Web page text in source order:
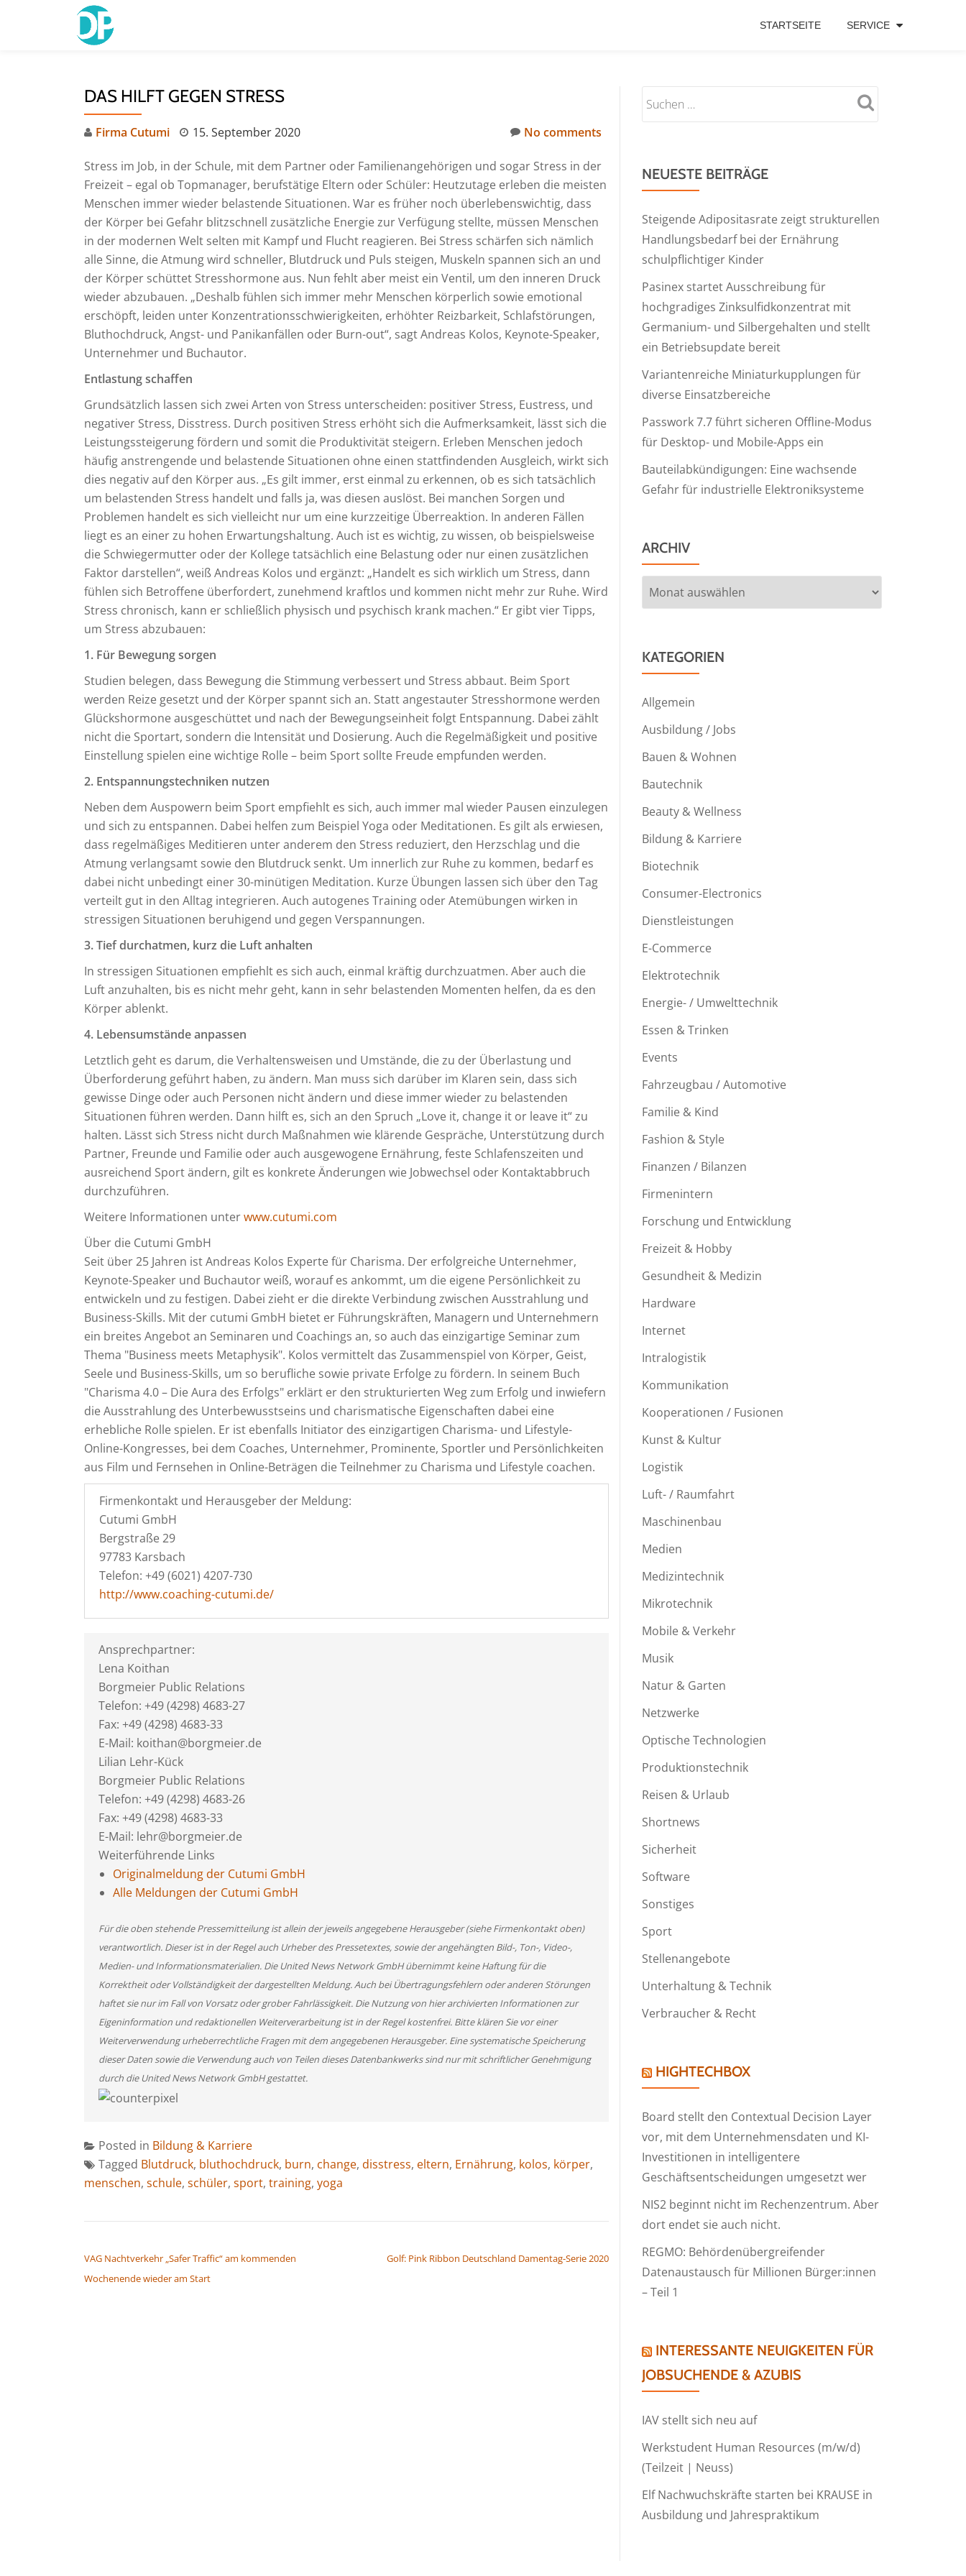
STARTSEITE SERVICE
DAS HILFT GEGEN STRESS
Firma Cutumi 15. September 2020 No comments
Stress im Job, in der Schule, mit dem Partner oder Familienangehörigen und sogar Stress in der
Freizeit – egal ob Topmanager, berufstätige Eltern oder Schüler: Heutzutage erleben die meisten
Menschen immer wieder belastende Situationen. War es früher noch überlebenswichtig, dass
der Körper bei Gefahr blitzschnell zusätzliche Energie zur Verfügung stellte, müssen Menschen
in der modernen Welt selten mit Kampf und Flucht reagieren. Bei Stress schärfen sich nämlich
alle Sinne, die Atmung wird schneller, Blutdruck und Puls steigen, Muskeln spannen sich an und
der Körper schüttet Stresshormone aus. Nun fehlt aber meist ein Ventil, um den inneren Druck
wieder abzubauen. „Deshalb fühlen sich immer mehr Menschen körperlich sowie emotional
erschöpft, leiden unter Konzentrationsschwierigkeiten, erhöhter Reizbarkeit, Schlafstörungen,
Bluthochdruck, Angst- und Panikanfällen oder Burn-out“, sagt Andreas Kolos, Keynote-Speaker,
Unternehmer und Buchautor.
Entlastung schaffen
Grundsätzlich lassen sich zwei Arten von Stress unterscheiden: positiver Stress, Eustress, und
negativer Stress, Disstress. Durch positiven Stress erhöht sich die Aufmerksamkeit, lässt sich die
Leistungssteigerung fördern und somit die Produktivität steigern. Erleben Menschen jedoch
häufig anstrengende und belastende Situationen ohne einen stattfindenden Ausgleich, wirkt sich
dies negativ auf den Körper aus. „Es gilt immer, erst einmal zu erkennen, ob es sich tatsächlich
um belastenden Stress handelt und falls ja, was diesen auslöst. Bei manchen Sorgen und
Problemen handelt es sich vielleicht nur um eine kurzzeitige Überreaktion. In anderen Fällen
liegt es an einer zu hohen Erwartungshaltung. Auch ist es wichtig, zu wissen, ob beispielsweise
die Schwiegermutter oder der Kollege tatsächlich eine Belastung oder nur einen zusätzlichen
Faktor darstellen“, weiß Andreas Kolos und ergänzt: „Handelt es sich wirklich um Stress, dann
fühlen sich Betroffene überfordert, zunehmend kraftlos und kommen nicht mehr zur Ruhe. Wird
Stress chronisch, kann er schließlich physisch und psychisch krank machen.“ Er gibt vier Tipps,
um Stress abzubauen:
1. Für Bewegung sorgen
Studien belegen, dass Bewegung die Stimmung verbessert und Stress abbaut. Beim Sport
werden Reize gesetzt und der Körper spannt sich an. Statt angestauter Stresshormone werden
Glückshormone ausgeschüttet und nach der Bewegungseinheit folgt Entspannung. Dabei zählt
nicht die Sportart, sondern die Intensität und Dosierung. Auch die Regelmäßigkeit und positive
Einstellung spielen eine wichtige Rolle – beim Sport sollte Freude empfunden werden.
2. Entspannungstechniken nutzen
Neben dem Auspowern beim Sport empfiehlt es sich, auch immer mal wieder Pausen einzulegen
und sich zu entspannen. Dabei helfen zum Beispiel Yoga oder Meditationen. Es gilt als erwiesen,
dass regelmäßiges Meditieren unter anderem den Stress reduziert, den Herzschlag und die
Atmung verlangsamt sowie den Blutdruck senkt. Um innerlich zur Ruhe zu kommen, bedarf es
dabei nicht unbedingt einer 30-minütigen Meditation. Kurze Übungen lassen sich über den Tag
verteilt gut in den Alltag integrieren. Auch autogenes Training oder Atemübungen wirken in
stressigen Situationen beruhigend und gegen Verspannungen.
3. Tief durchatmen, kurz die Luft anhalten
In stressigen Situationen empfiehlt es sich auch, einmal kräftig durchzuatmen. Aber auch die
Luft anzuhalten, bis es nicht mehr geht, kann in sehr belastenden Momenten helfen, da es den
Körper ablenkt.
4. Lebensumstände anpassen
Letztlich geht es darum, die Verhaltensweisen und Umstände, die zu der Überlastung und
Überforderung geführt haben, zu ändern. Man muss sich darüber im Klaren sein, dass sich
gewisse Dinge oder auch Personen nicht ändern und diese immer wieder zu belastenden
Situationen führen werden. Dann hilft es, sich an den Spruch „Love it, change it or leave it“ zu
halten. Lässt sich Stress nicht durch Maßnahmen wie klärende Gespräche, Unterstützung durch
Partner, Freunde und Familie oder auch ausgewogene Ernährung, feste Schlafenszeiten und
ausreichend Sport ändern, gilt es konkrete Änderungen wie Jobwechsel oder Kontaktabbruch
durchzuführen.
Weitere Informationen unterwww.cutumi.com
Über die Cutumi GmbH
Seit über 25 Jahren ist Andreas Kolos Experte für Charisma. Der erfolgreiche Unternehmer,
Keynote-Speaker und Buchautor weiß, worauf es ankommt, um die eigene Persönlichkeit zu
entwickeln und zu festigen. Dabei zieht er die direkte Verbindung zwischen Ausstrahlung und
Business-Skills. Mit der cutumi GmbH bietet er Führungskräften, Managern und Unternehmern
ein breites Angebot an Seminaren und Coachings an, so auch das einzigartige Seminar zum
Thema "Business meets Metaphysik". Kolos vermittelt das Zusammenspiel von Körper, Geist,
Seele und Business-Skills, um so berufliche sowie private Erfolge zu fördern. In seinem Buch
"Charisma 4.0 – Die Aura des Erfolgs" erklärt er den strukturierten Weg zum Erfolg und inwiefern
die Ausstrahlung des Unterbewusstseins und charismatische Eigenschaften dabei eine
erhebliche Rolle spielen. Er ist ebenfalls Initiator des einzigartigen Charisma- und Lifestyle-
Online-Kongresses, bei dem Coaches, Unternehmer, Prominente, Sportler und Persönlichkeiten
aus Film und Fernsehen in Online-Beträgen die Teilnehmer zu Charisma und Lifestyle coachen.
Firmenkontakt und Herausgeber der Meldung:
Cutumi GmbH
Bergstraße 29
97783 Karsbach
Telefon: +49 (6021) 4207-730
http://www.coaching-cutumi.de/
Ansprechpartner:
Lena Koithan
Borgmeier Public Relations
Telefon: +49 (4298) 4683-27
Fax: +49 (4298) 4683-33
E-Mail: koithan@borgmeier.de
Lilian Lehr-Kück
Borgmeier Public Relations
Telefon: +49 (4298) 4683-26
Fax: +49 (4298) 4683-33
E-Mail: lehr@borgmeier.de
Weiterführende Links
Originalmeldung der Cutumi GmbH
Alle Meldungen der Cutumi GmbH
Für die oben stehende Pressemitteilung ist allein der jeweils angegebene Herausgeber (siehe Firmenkontakt oben)
verantwortlich. Dieser ist in der Regel auch Urheber des Pressetextes, sowie der angehängten Bild-, Ton-, Video-,
Medien- und Informationsmaterialien. Die United News Network GmbH übernimmt keine Haftung für die
Korrektheit oder Vollständigkeit der dargestellten Meldung. Auch bei Übertragungsfehlern oder anderen Störungen
haftet sie nur im Fall von Vorsatz oder grober Fahrlässigkeit. Die Nutzung von hier archivierten Informationen zur
Eigeninformation und redaktionellen Weiterverarbeitung ist in der Regel kostenfrei. Bitte klären Sie vor einer
Weiterverwendung urheberrechtliche Fragen mit dem angegebenen Herausgeber. Eine systematische Speicherung
dieser Daten sowie die Verwendung auch von Teilen dieses Datenbankwerks sind nur mit schriftlicher Genehmigung
durch die United News Network GmbH gestattet.
Posted in Bildung & Karriere
Tagged Blutdruck, bluthochdruck, burn, change, disstress, eltern, Ernährung, kolos, körper,
menschen, schule, schüler, sport, training, yoga
VAG Nachtverkehr „Safer Traffic“ am kommenden
Wochenende wieder am Start
Golf: Pink Ribbon Deutschland Damentag-Serie 2020
NEUESTE BEITRÄGE
Steigende Adipositasrate zeigt strukturellen
Handlungsbedarf bei der Ernährung
schulpflichtiger Kinder
Pasinex startet Ausschreibung für
hochgradiges Zinksulfidkonzentrat mit
Germanium- und Silbergehalten und stellt
ein Betriebsupdate bereit
Variantenreiche Miniaturkupplungen für
diverse Einsatzbereiche
Passwork 7.7 führt sicheren Offline-Modus
für Desktop- und Mobile-Apps ein
Bauteilabkündigungen: Eine wachsende
Gefahr für industrielle Elektroniksysteme
ARCHIV
Archiv
KATEGORIEN
Allgemein
Ausbildung / Jobs
Bauen & Wohnen
Bautechnik
Beauty & Wellness
Bildung & Karriere
Biotechnik
Consumer-Electronics
Dienstleistungen
E-Commerce
Elektrotechnik
Energie- / Umwelttechnik
Essen & Trinken
Events
Fahrzeugbau / Automotive
Familie & Kind
Fashion & Style
Finanzen / Bilanzen
Firmenintern
Forschung und Entwicklung
Freizeit & Hobby
Gesundheit & Medizin
Hardware
Internet
Intralogistik
Kommunikation
Kooperationen / Fusionen
Kunst & Kultur
Logistik
Luft- / Raumfahrt
Maschinenbau
Medien
Medizintechnik
Mikrotechnik
Mobile & Verkehr
Musik
Natur & Garten
Netzwerke
Optische Technologien
Produktionstechnik
Reisen & Urlaub
Shortnews
Sicherheit
Software
Sonstiges
Sport
Stellenangebote
Unterhaltung & Technik
Verbraucher & Recht
HIGHTECHBOX
Board stellt den Contextual Decision Layer
vor, mit dem Unternehmensdaten und KI-
Investitionen in intelligentere
Geschäftsentscheidungen umgesetzt wer
NIS2 beginnt nicht im Rechenzentrum. Aber
dort endet sie auch nicht.
REGMO: Behördenübergreifender
Datenaustausch für Millionen Bürger:innen
– Teil 1
INTERESSANTE NEUIGKEITEN FÜR
JOBSUCHENDE & AZUBIS
IAV stellt sich neu auf
Werkstudent Human Resources (m/w/d)
(Teilzeit | Neuss)
Elf Nachwuchskräfte starten bei KRAUSE in
Ausbildung und Jahrespraktikum